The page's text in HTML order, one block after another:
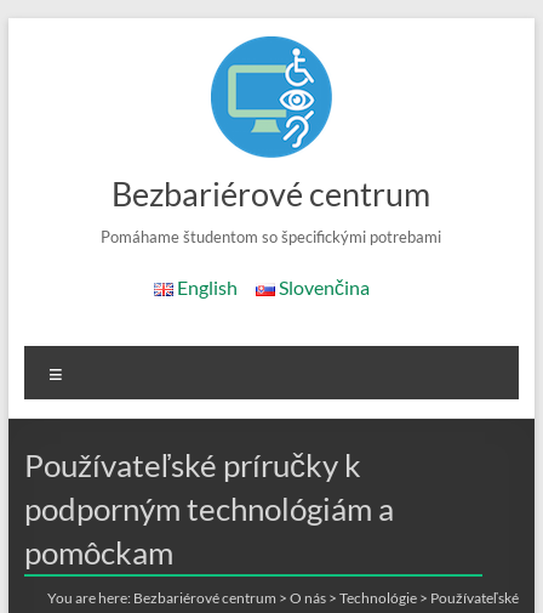
Bezbariérové centrum
Pomáhame študentom so špecifickými potrebami
English Slovenčina
Používateľské príručky k
podporným technológiám a
pomôckam
You are here: Bezbariérové centrum >O nás >Technológie > Používateľské